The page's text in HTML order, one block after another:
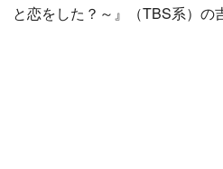
と恋をした？～』（TBS系）の